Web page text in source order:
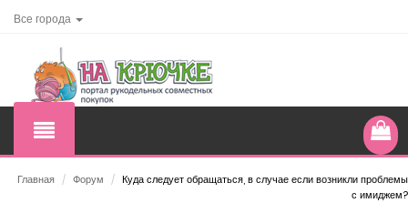
Все города
Главная / Форум / Куда следует обращаться, в случае если возникли проблемы
с имиджем?